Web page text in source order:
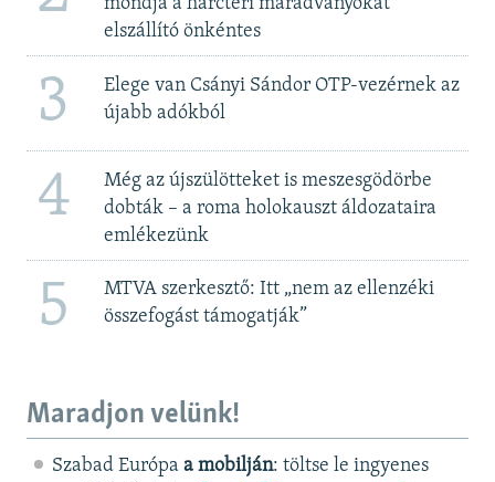
elszállító önkéntes
3
Elege van Csányi Sándor OTP-vezérnek az
újabb adókból
4
Még az újszülötteket is meszesgödörbe
dobták – a roma holokauszt áldozataira
emlékezünk
5
MTVA szerkesztő: Itt „nem az ellenzéki
összefogást támogatják”
Maradjon velünk!
Szabad Európa a mobilján: töltse le ingyenes